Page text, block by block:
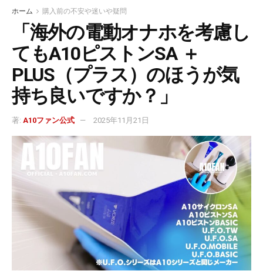
ホーム 購入前の不安や迷いや疑問
「海外の電動オナホを考慮し
てもA10ピストンSA ＋
PLUS（プラス）のほうが気
持ち良いですか？」
著: A10ファン公式 2025年11月21日